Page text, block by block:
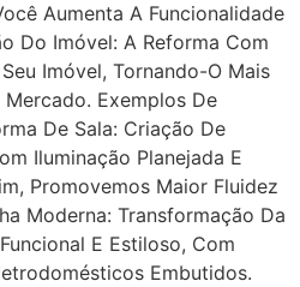
Aumenta A Funcionalidade
Do Imóvel: A Reforma Com
Imóvel, Tornando-O Mais
Exemplos De
De Sala: Criação De
Iluminação Planejada E
Promovemos Maior Fluidez
Moderna: Transformação Da
E Estiloso, Com
Embutidos.